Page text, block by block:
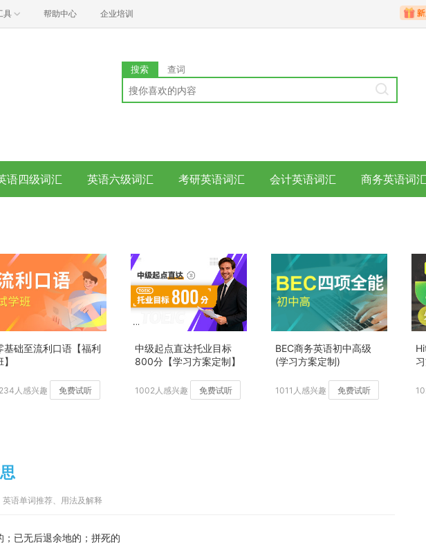
具 帮助中心 企业培训
搜索 查词
语四级词汇 英语六级词汇 考研英语词汇 会计英语词汇 商务英语词汇
基础至流利口语【福利
人感兴趣 免费试听
中级起点直达托业目标
800分【学习方案定制】
1002人感兴趣 免费试听
BEC商务英语初中高级
(学习方案定制)
1011人感兴趣 免费试听
语单词推荐、用法及解释
已无后退余地的；拼死的